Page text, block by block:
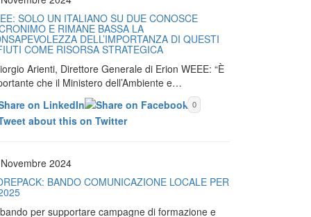
SOLO UN ITALIANO SU DUE CONOSCE
E RIMANE BASSA LA
DELL’IMPORTANZA DI QUESTI
COME RISORSA STRATEGICA
Arienti, Direttore Generale di Erion WEEE: “È
che il Ministero dell’Ambiente e…
0
2024
BANDO COMUNICAZIONE LOCALE PER
per supportare campagne di formazione e